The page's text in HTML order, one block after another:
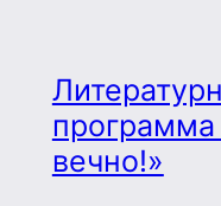
вечно!»